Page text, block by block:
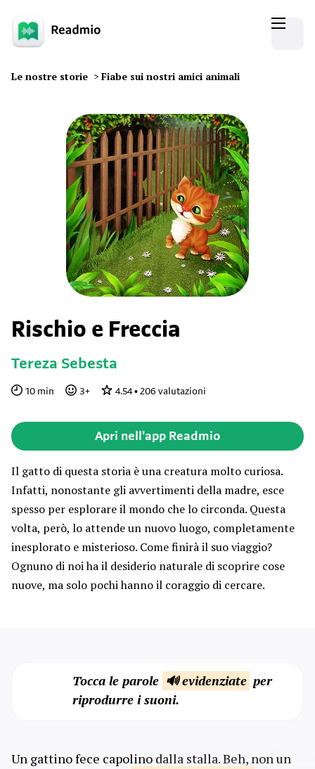
Le nostre storie > Fiabe sui nostri amici animali
Rischio e Freccia
Tereza Sebesta
10 min 3+ 4.54• 206 valutazioni
Apri nell'app Readmio
Il gatto di questa storia è una creatura molto curiosa.
Infatti, nonostante gli avvertimenti della madre, esce
spesso per esplorare il mondo che lo circonda. Questa
volta, però, lo attende un nuovo luogo, completamente
inesplorato e misterioso. Come finirà il suo viaggio?
Ognuno di noi ha il desiderio naturale di scoprire cose
nuove, ma solo pochi hanno il coraggio di cercare.
Tocca le parole 🔊 evidenziate per
riprodurre i suoni.
Un gattino fece capolino dalla stalla. Beh, non un